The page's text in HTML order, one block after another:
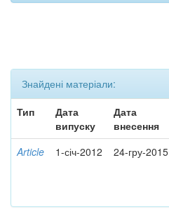
Знайдені матеріали:
Тип
Дата
випуску
Дата
внесення
Article 1-січ-2012 24-гру-2015